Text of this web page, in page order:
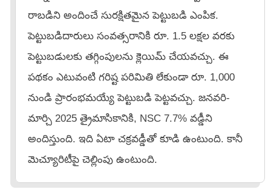
రాబడిని అందించే సురక్షితమైన పెట్టుబడి ఎంపిక.
పెట్టుబడిదారులు సంవత్సరానికి రూ. 1.5 లక్షల వరకు
పెట్టుబడులకు తగ్గింపులను క్లెయిమ్ చేయవచ్చు. ఈ
పథకం ఎటువంటి గరిష్ట పరిమితి లేకుండా రూ. 1,000
నుండి ప్రారంభమయ్యే పెట్టుబడి పెట్టవచ్చు. జనవరి-
మార్చి 2025 త్రైమాసికానికి, NSC 7.7% వడ్డీని
అందిస్తుంది. ఇది ఏటా చక్రవడ్డీతో కూడి ఉంటుంది. కానీ
మెచ్యూరిటీపై చెల్లింపు ఉంటుంది.